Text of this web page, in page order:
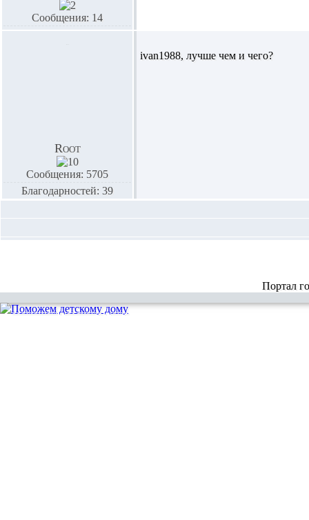
Сообщения: 14
Root
Сообщения: 5705
Благодарностей: 39
ivan1988, лучше чем и чего?
Портал